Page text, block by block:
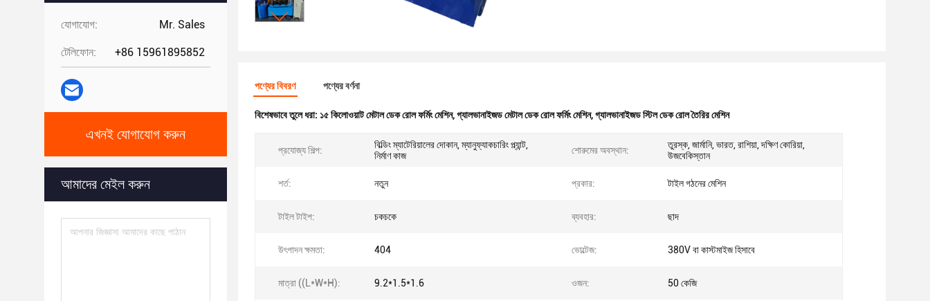
যোগাযোগ: Mr. Sales
টেলিফোন: +86 15961895852
এখনই যোগাযোগ করুন
আমাদের মেইল করুন
পণ্যের বিবরণ পণ্যের বর্ণনা
বিশেষভাবে তুলে ধরা: ১৫ কিলোওয়াট মেটাল ডেক রোল ফর্মিং মেশিন,গ্যালভানাইজড মেটাল ডেক রোল ফর্মিং মেশিন,গ্যালভানাইজড স্টিল ডেক রোল তৈরির মেশিন
প্রযোজ্য শিল্প:
বিল্ডিং ম্যাটেরিয়ালের দোকান, ম্যানুফ্যাকচারিং প্ল্যান্ট,
নির্মাণ কাজ
শোরুমের অবস্থান:
তুরস্ক, জার্মানি, ভারত, রাশিয়া, দক্ষিণ কোরিয়া,
উজবেকিস্তান
শর্ত: নতুন প্রকার: টাইল গঠনের মেশিন
টাইল টাইপ: চকচকে ব্যবহার: ছাদ
উৎপাদন ক্ষমতা: 404 ভোল্টেজ: 380V বা কাস্টমাইজ হিসাবে
মাত্রা ((L*W*H): 9.2*1.5*1.6 ওজন: 50 কেজি